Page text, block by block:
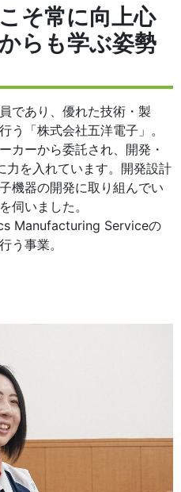
そ常に向上心
らも学ぶ姿勢
であり、優れた技術・製
う「株式会社五洋電子」。
カーから委託され、開発・
力を入れています。開発設計
機器の開発に取り組んでい
伺いました。
Manufacturing Serviceの
う事業。